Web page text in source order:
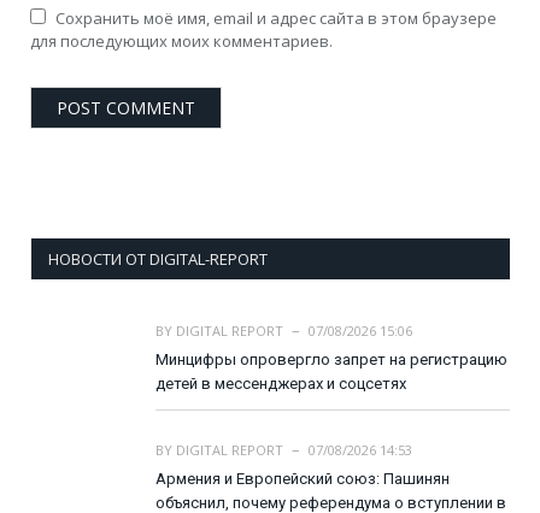
Сохранить моё имя, email и адрес сайта в этом браузере
для последующих моих комментариев.
НОВОСТИ ОТ DIGITAL-REPORT
BY DIGITAL REPORT
07/08/2026 15:06
Минцифры опровергло запрет на регистрацию
детей в мессенджерах и соцсетях
BY DIGITAL REPORT
07/08/2026 14:53
Армения и Европейский союз: Пашинян
объяснил, почему референдума о вступлении в